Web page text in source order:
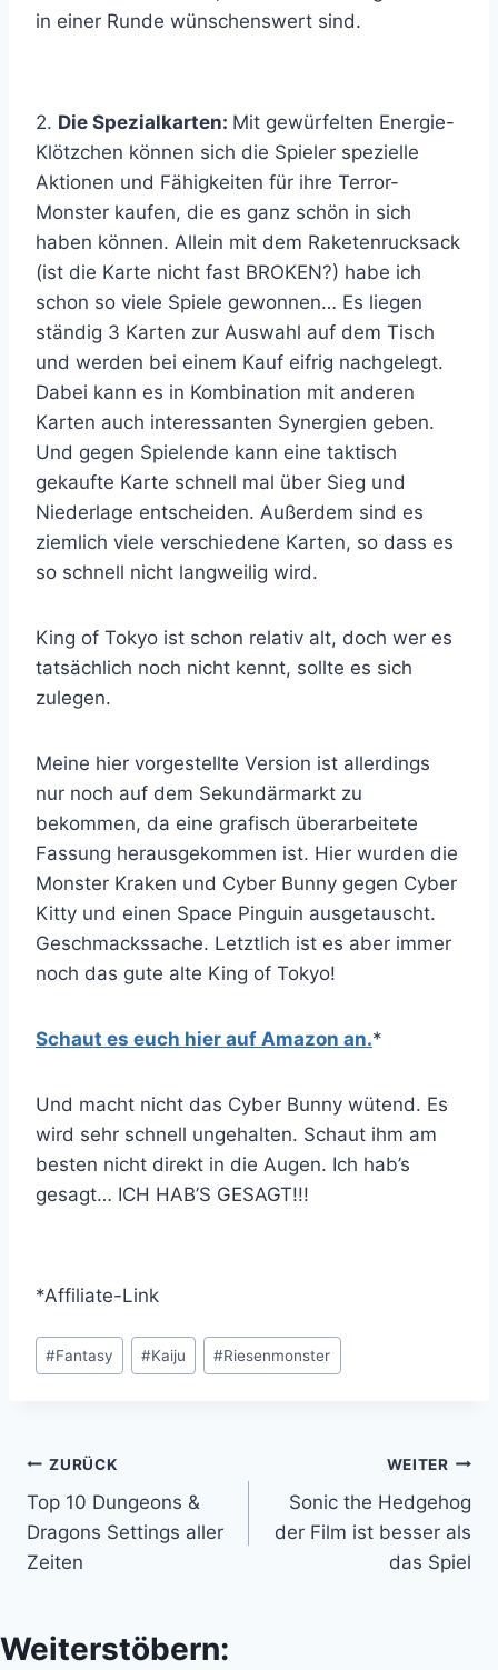
in einer Runde wünschenswert sind.
2. Die Spezialkarten: Mit gewürfelten Energie-
Klötzchen können sich die Spieler spezielle
Aktionen und Fähigkeiten für ihre Terror-
Monster kaufen, die es ganz schön in sich
haben können. Allein mit dem Raketenrucksack
(ist die Karte nicht fast BROKEN?) habe ich
schon so viele Spiele gewonnen… Es liegen
ständig 3 Karten zur Auswahl auf dem Tisch
und werden bei einem Kauf eifrig nachgelegt.
Dabei kann es in Kombination mit anderen
Karten auch interessanten Synergien geben.
Und gegen Spielende kann eine taktisch
gekaufte Karte schnell mal über Sieg und
Niederlage entscheiden. Außerdem sind es
ziemlich viele verschiedene Karten, so dass es
so schnell nicht langweilig wird.
King of Tokyo ist schon relativ alt, doch wer es
tatsächlich noch nicht kennt, sollte es sich
zulegen.
Meine hier vorgestellte Version ist allerdings
nur noch auf dem Sekundärmarkt zu
bekommen, da eine grafisch überarbeitete
Fassung herausgekommen ist. Hier wurden die
Monster Kraken und Cyber Bunny gegen Cyber
Kitty und einen Space Pinguin ausgetauscht.
Geschmackssache. Letztlich ist es aber immer
noch das gute alte King of Tokyo!
Schaut es euch hier auf Amazon an.*
Und macht nicht das Cyber Bunny wütend. Es
wird sehr schnell ungehalten. Schaut ihm am
besten nicht direkt in die Augen. Ich hab’s
gesagt… ICH HAB’S GESAGT!!!
*Affiliate-Link
Schlagworte:
#Fantasy #Kaiju #Riesenmonster
Beitragsnavigation
ZURÜCK
Top 10 Dungeons &
Dragons Settings aller
Zeiten
WEITER
Sonic the Hedgehog
der Film ist besser als
das Spiel
Weiterstöbern: